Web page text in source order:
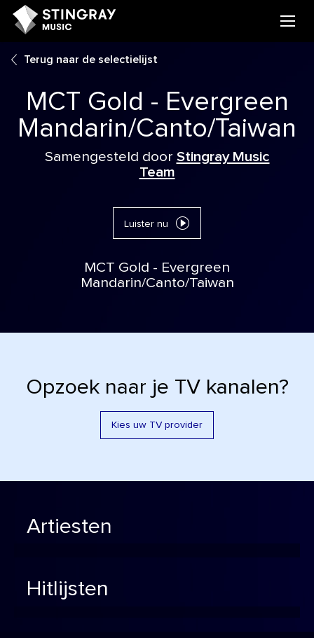
Terug naar de selectielijst
MCT Gold - Evergreen
Mandarin/Canto/Taiwan
Samengesteld door Stingray Music
Team
Luister nu
MCT Gold - Evergreen
Mandarin/Canto/Taiwan
Opzoek naar je TV kanalen?
Kies uw TV provider
Artiesten
Hitlijsten